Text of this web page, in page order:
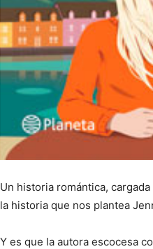
Un historia romántica,
la historia que nos plantea
Y es que la autora escocesa